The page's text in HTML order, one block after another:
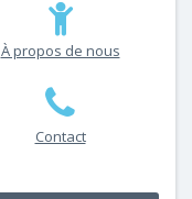
À propos de nous
Contact